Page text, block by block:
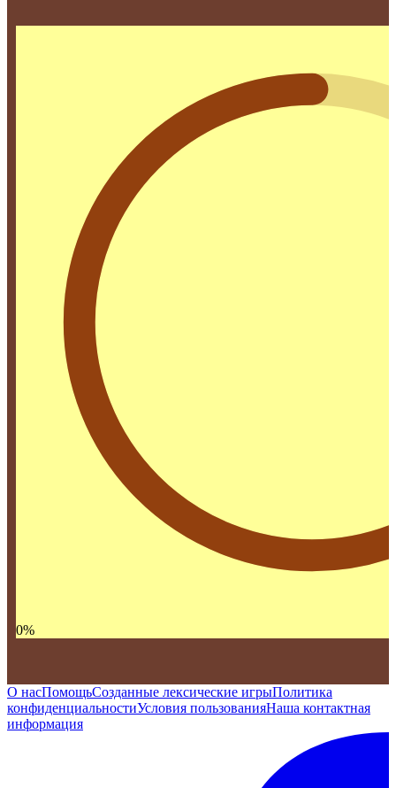
0%
О насПомощьСозданные лексические игрыПолитика
конфиденциальностиУсловия пользованияНаша контактная
информация